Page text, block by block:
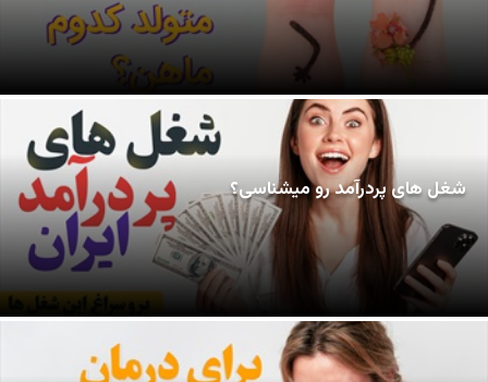
شغل های پردرآمد رو میشناسی؟